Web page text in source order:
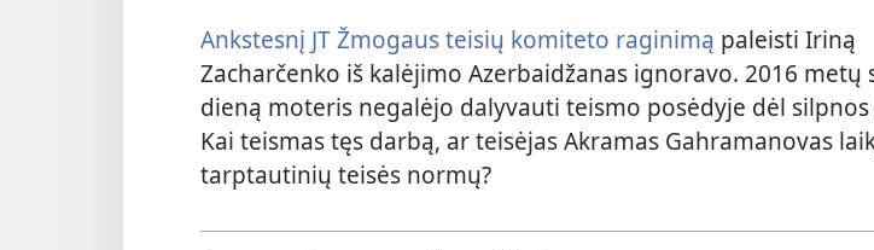
Ankstesnį JT Žmogaus teisių komiteto raginimą paleisti Iriną
Zacharčenko iš kalėjimo Azerbaidžanas ignoravo. 2016 metų
dieną moteris negalėjo dalyvauti teismo posėdyje dėl silpnos
Kai teismas tęs darbą, ar teisėjas Akramas Gahramanovas
tarptautinių teisės normų?